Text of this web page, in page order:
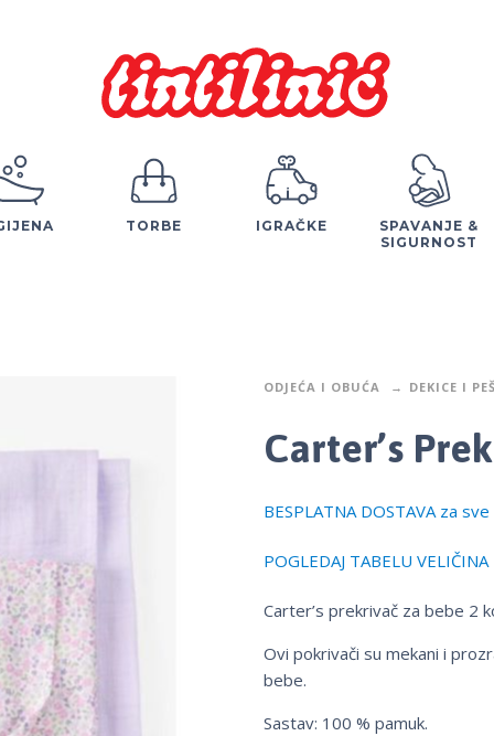
TORBE IGRAČKE
SPAVANJE &
SIGURNOST
ODJEĆA I OBUĆA DEKICE I
Carter’s
BESPLATNA DOSTAVA za
POGLEDAJ TABELU VELIČINA
Carter’s prekrivač za bebe 2
Ovi pokrivači su mekani i
bebe.
Sastav: 100 % pamuk.